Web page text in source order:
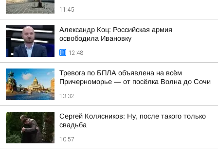
11:45
Александр Коц: Российская армия
освободила Ивановку
12:48
Тревога по БПЛА объявлена на всём
Причерноморье — от посёлка Волна до Сочи
13:32
Сергей Колясников: Ну, после такого только
свадьба
10:57